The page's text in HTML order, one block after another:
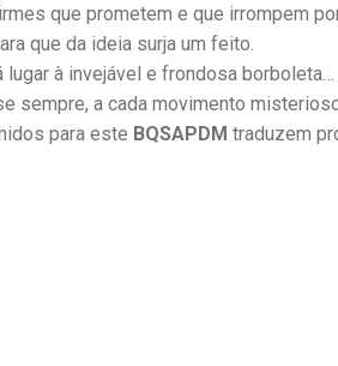
que prometem e que irrompem
que da ideia surja um feito.
lugar à invejável e frondosa
sempre, a cada movimento
para este BQSAPDM traduzem